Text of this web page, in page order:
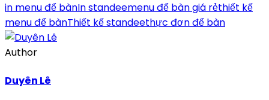
in menu để bànIn standeemenu để bàn giá rẻthiết kế
menu để bànThiết kế standeethực đơn để bàn
Author
Duyên Lê